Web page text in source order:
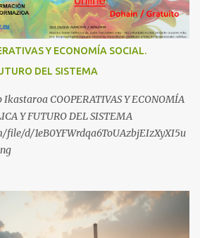
haurrak eta nerabeak abusu eta
zerbait egin nahi baduzu, edo ideiak
Telegram :
0029VbBW56k0LKZJWzQyoE1T
https://www.youtube.com/@ekaicenter?
Y ECONOMÍA SOCIAL.
DEL SISTEMA
COOPERATIVAS Y ECONOMÍA
Y FUTURO DEL SISTEMA
file/d/1eB0YFWrdqa6ToUAzbjEIzXyXI5u